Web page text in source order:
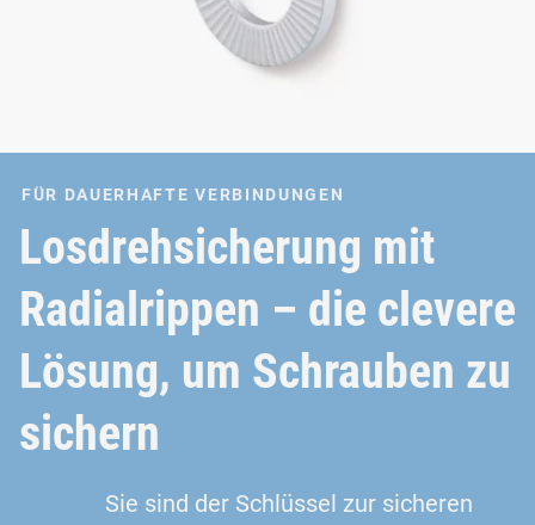
FÜR DAUERHAFTE VERBINDUNGEN
Losdrehsicherung mit
Radialrippen – die clevere
Lösung, um Schrauben zu
sichern
Sie sind der Schlüssel zur sicheren